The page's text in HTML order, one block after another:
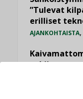
”Tulevat
erilliset
AJANKOHTAISTA,